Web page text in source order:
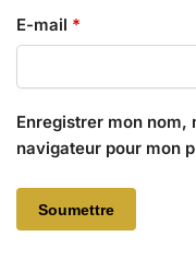
E-mail *
Enregistrer mon nom,
navigateur pour mon